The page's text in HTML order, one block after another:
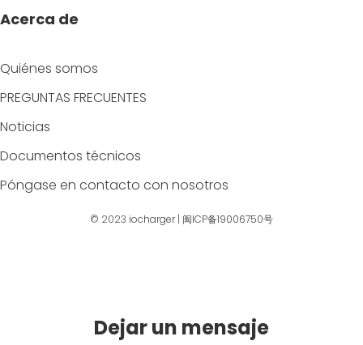
Acerca de
Quiénes somos
PREGUNTAS FRECUENTES
Noticias
Documentos técnicos
Póngase en contacto con nosotros
© 2023 iocharger| 闽ICP备19006750号
Dejar un mensaje